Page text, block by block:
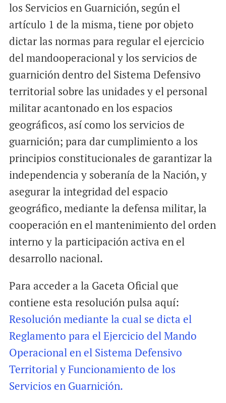
k
p
los Servicios en Guarnición, según el
artículo 1 de la misma, tiene por objeto
dictar las normas para regular el ejercicio
del mandooperacional y los servicios de
guarnición dentro del Sistema Defensivo
territorial sobre las unidades y el personal
militar acantonado en los espacios
geográficos, así como los servicios de
guarnición; para dar cumplimiento a los
principios constitucionales de garantizar la
independencia y soberanía de la Nación, y
asegurar la integridad del espacio
geográfico, mediante la defensa militar, la
cooperación en el mantenimiento del orden
interno y la participación activa en el
desarrollo nacional.
Para acceder a la Gaceta Oficial que
contiene esta resolución pulsa aquí:
Resolución mediante la cual se dicta el
Reglamento para el Ejercicio del Mando
Operacional en el Sistema Defensivo
Territorial y Funcionamiento de los
Servicios en Guarnición.